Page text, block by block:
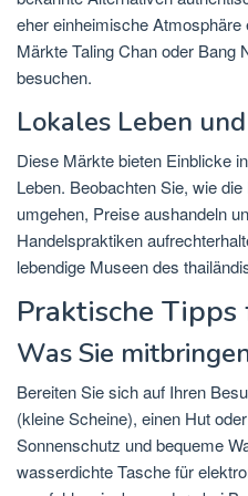
eher einheimische
Märkte Taling Chan oder Bang
besuchen.
Lokales Leben
Diese Märkte bieten Einblicke
Leben. Beobachten Sie, wie
umgehen, Preise aushandeln
Handelspraktiken
lebendige Museen des
Praktische
Was Sie
Bereiten Sie sich auf Ihren
(kleine Scheine), einen Hut
Sonnenschutz und bequeme
wasserdichte Tasche für